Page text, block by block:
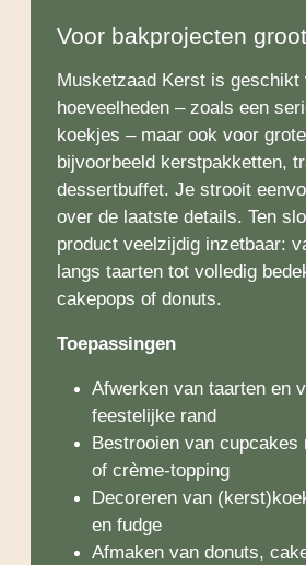
Voor bakprojecten
Musketzaad Kerst is geschikt
hoeveelheden – zoals een
koekjes – maar ook voor
bijvoorbeeld kerstpakketten,
dessertbuffet. Je strooit
over de laatste details. Ten
product veelzijdig inzetbaar:
langs taarten tot volledig
cakepops of donuts.
Toepassingen
Afwerken van taarten en
feestelijke rand
Bestrooien van cupcakes
of crème-topping
Decoreren van
en fudge
Afmaken van donuts,